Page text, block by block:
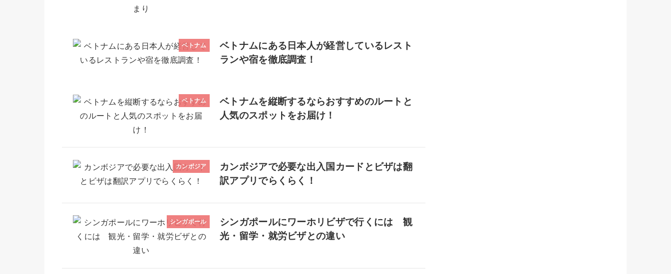
ベトナム
ベトナムにある日本人が経営しているレスト
ランや宿を徹底調査！
ベトナム
ベトナムを縦断するならおすすめのルートと
人気のスポットをお届け！
カンボジア
カンボジアで必要な出入国カードとビザは翻
訳アプリでらくらく！
シンガポール
シンガポールにワーホリビザで行くには 観
光・留学・就労ビザとの違い